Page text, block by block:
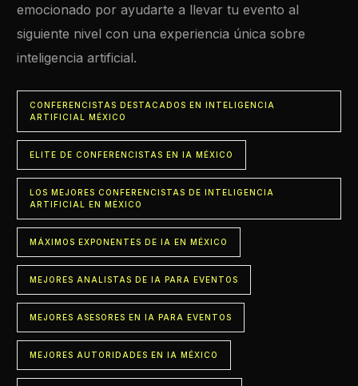
emocionado por ayudarte a llevar tu evento al
siguiente nivel con una experiencia única sobre
inteligencia artificial.
CONFERENCISTAS DESTACADOS EN INTELIGENCIA
ARTIFICIAL MÉXICO
ELITE DE CONFERENCISTAS EN IA MÉXICO
LOS MEJORES CONFERENCISTAS DE INTELIGENCIA
ARTIFICIAL EN MÉXICO
MÁXIMOS EXPONENTES DE IA EN MÉXICO
MEJORES ANALISTAS DE IA PARA EVENTOS
MEJORES ASESORES EN IA PARA EVENTOS
MEJORES AUTORIDADES EN IA MÉXICO